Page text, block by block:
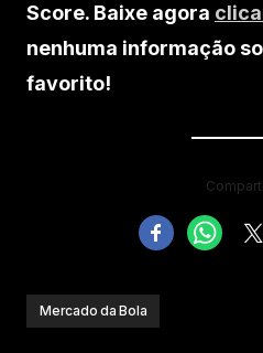
Score. Baixe agora
nenhuma informação
favorito!
Mercado da Bola